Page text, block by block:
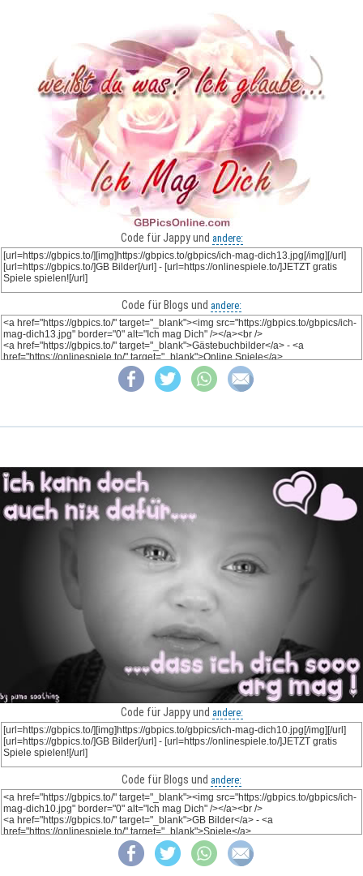
Code für Jappy und andere:
Code für Blogs und andere:
Code für Jappy und andere:
Code für Blogs und andere: